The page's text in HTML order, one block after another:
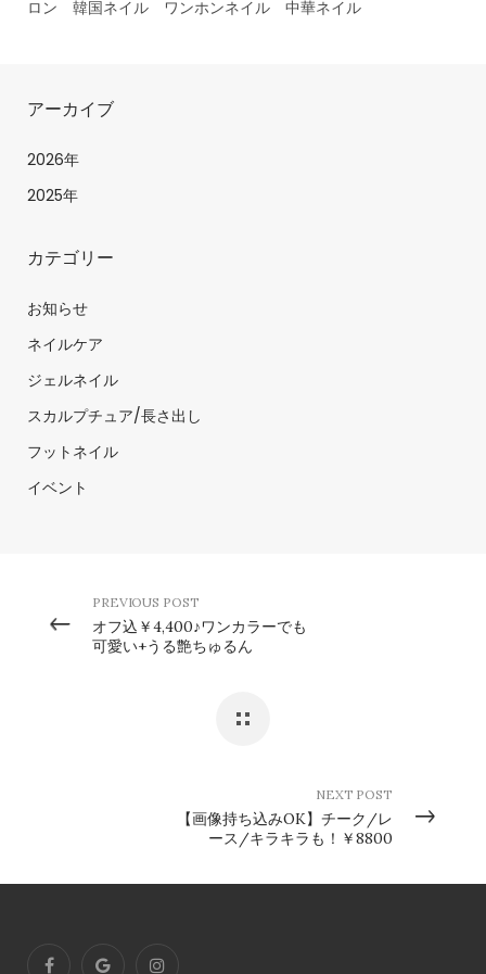
ロン 韓国ネイル ワンホンネイル 中華ネイル
アーカイブ
2026年
2025年
カテゴリー
お知らせ
ネイルケア
ジェルネイル
スカルプチュア/長さ出し
フットネイル
イベント
PREVIOUS POST
オフ込￥4,400♪ワンカラーでも
可愛い+うる艶ちゅるん
NEXT POST
【画像持ち込みOK】チーク/レ
ース/キラキラも！￥8800